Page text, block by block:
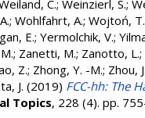
C.; Weinzierl, S.;
; Wohlfahrt, A.; Wojtoń, T.
E.; Yermolchik, V.;
; Zanetti, M.; Zanotto, L.;
Z.; Zhong, Y. -M.; Zhou,
J. (2019) FCC-hh: The
Topics, 228 (4). pp.